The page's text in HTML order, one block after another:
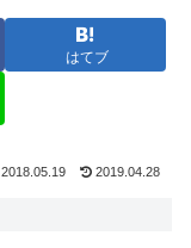
はてブ
2018.05.19 2019.04.28